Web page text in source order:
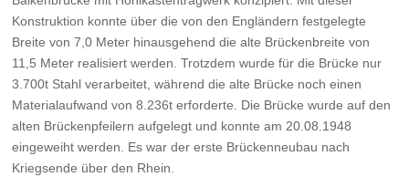
Konstruktion konnte über die von den Engländern festgelegte
Breite von 7,0 Meter hinausgehend die alte Brückenbreite von
11,5 Meter realisiert werden. Trotzdem wurde für die Brücke nur
3.700t Stahl verarbeitet, während die alte Brücke noch einen
Materialaufwand von 8.236t erforderte. Die Brücke wurde auf den
alten Brückenpfeilern aufgelegt und konnte am 20.08.1948
eingeweiht werden. Es war der erste Brückenneubau nach
Kriegsende über den Rhein.